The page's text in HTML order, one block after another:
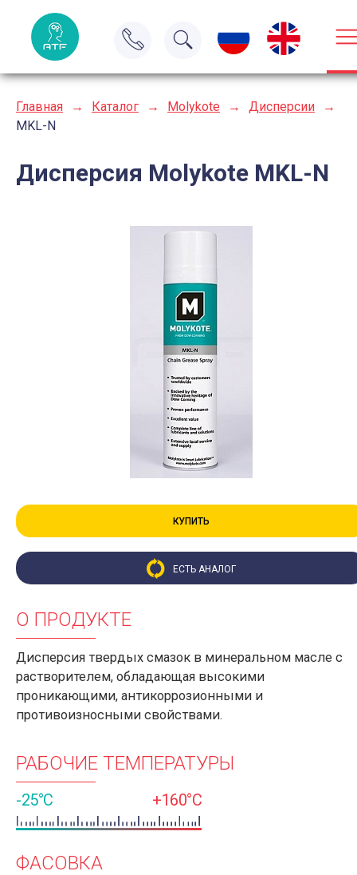
Главная → Каталог → Molykote → Дисперсии
→
MKL-N
Дисперсия Molykote MKL-N
КУПИТЬ
ЕСТЬ АНАЛОГ
О ПРОДУКТЕ
Дисперсия твердых смазок в минеральном масле с
растворителем, обладающая высокими
проникающими, антикоррозионными и
противоизносными свойствами.
РАБОЧИЕ ТЕМПЕРАТУРЫ
-25°C +160°C
ФАСОВКА